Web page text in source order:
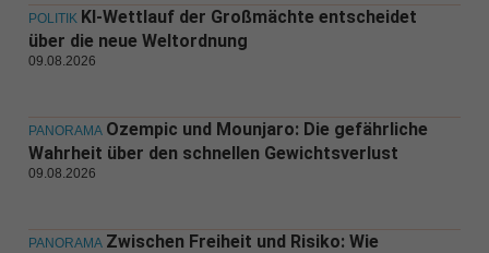
POLITIK KI-Wettlauf der Großmächte entscheidet
über die neue Weltordnung
09.08.2026
PANORAMA Ozempic und Mounjaro: Die gefährliche
Wahrheit über den schnellen Gewichtsverlust
09.08.2026
PANORAMA Zwischen Freiheit und Risiko: Wie